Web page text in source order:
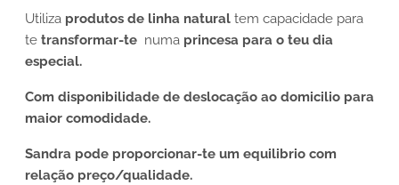
Utiliza produtos de linha natural tem capacidade para
te transformar-te numa princesa para o teu dia
especial.
Com disponibilidade de deslocação ao domicilio para
maior comodidade.
Sandra pode proporcionar-te um equilibrio com
relação preço/qualidade.